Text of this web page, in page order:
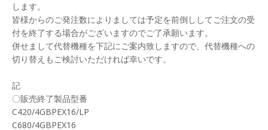
します。
皆様からのご発注数によりましては予定を前倒ししてご注文の受
付を終了する場合がございますのでご了承願います。
併せまして代替機種を下記にご案内致しますので、代替機種への
切り替えもご検討いただければ幸いです。
記
〇販売終了製品型番
C420/4GBPEX16/LP
C680/4GBPEX16